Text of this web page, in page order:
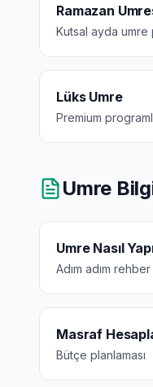
Ramazan
Kutsal ayda umre
Lüks Umre
Premium
Umre
Umre Nasıl
Adım adım rehber
Masraf
Bütçe planlaması